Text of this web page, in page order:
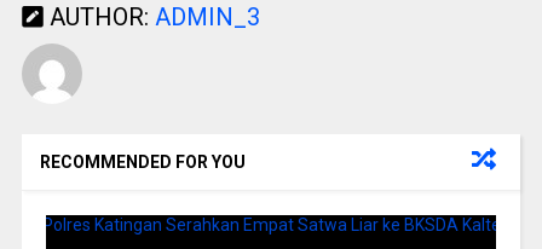
AUTHOR: ADMIN_3
RECOMMENDED FOR YOU